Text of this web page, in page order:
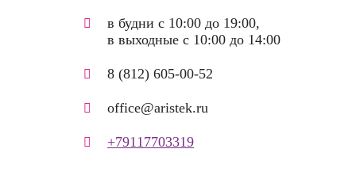
в будни с 10:00 до 19:00,
в выходные с 10:00 до 14:00
8 (812) 605-00-52
office@aristek.ru
+79117703319